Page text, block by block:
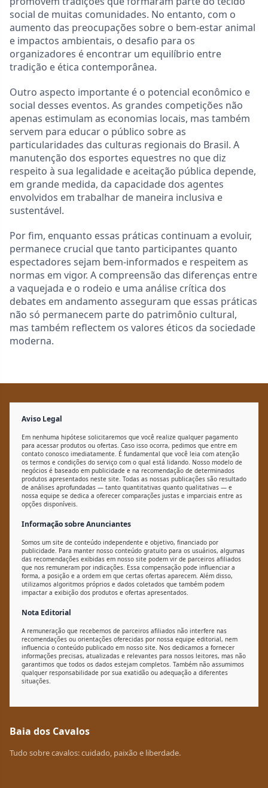
social de muitas comunidades. No entanto, com o
aumento das preocupações sobre o bem-estar animal
e impactos ambientais, o desafio para os
organizadores é encontrar um equilíbrio entre
tradição e ética contemporânea.
Outro aspecto importante é o potencial econômico e
social desses eventos. As grandes competições não
apenas estimulam as economias locais, mas também
servem para educar o público sobre as
particularidades das culturas regionais do Brasil. A
manutenção dos esportes equestres no que diz
respeito à sua legalidade e aceitação pública depende,
em grande medida, da capacidade dos agentes
envolvidos em trabalhar de maneira inclusiva e
sustentável.
Por fim, enquanto essas práticas continuam a evoluir,
permanece crucial que tanto participantes quanto
espectadores sejam bem-informados e respeitem as
normas em vigor. A compreensão das diferenças entre
a vaquejada e o rodeio e uma análise crítica dos
debates em andamento asseguram que essas práticas
não só permanecem parte do patrimônio cultural,
mas também reflectem os valores éticos da sociedade
moderna.
Aviso Legal
Em nenhuma hipótese solicitaremos que você realize qualquer pagamento
para acessar produtos ou ofertas. Caso isso ocorra, pedimos que entre em
contato conosco imediatamente. É fundamental que você leia com atenção
os termos e condições do serviço com o qual está lidando. Nosso modelo de
negócios é baseado em publicidade e na recomendação de determinados
produtos apresentados neste site. Todas as nossas publicações são resultado
de análises aprofundadas — tanto quantitativas quanto qualitativas — e
nossa equipe se dedica a oferecer comparações justas e imparciais entre as
opções disponíveis.
Informação sobre Anunciantes
Somos um site de conteúdo independente e objetivo, financiado por
publicidade. Para manter nosso conteúdo gratuito para os usuários, algumas
das recomendações exibidas em nosso site podem vir de parceiros afiliados
que nos remuneram por indicações. Essa compensação pode influenciar a
forma, a posição e a ordem em que certas ofertas aparecem. Além disso,
utilizamos algoritmos próprios e dados coletados que também podem
impactar a exibição dos produtos e ofertas apresentados.
Nota Editorial
A remuneração que recebemos de parceiros afiliados não interfere nas
recomendações ou orientações oferecidas por nossa equipe editorial, nem
influencia o conteúdo publicado em nosso site. Nos dedicamos a fornecer
informações precisas, atualizadas e relevantes para nossos leitores, mas não
garantimos que todos os dados estejam completos. Também não assumimos
qualquer responsabilidade por sua exatidão ou adequação a diferentes
situações.
Baia dos Cavalos
Tudo sobre cavalos: cuidado, paixão e liberdade.